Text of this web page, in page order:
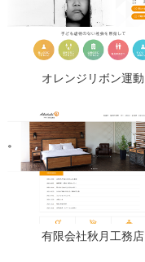
オレンジリボン運動
有限会社秋月工務店